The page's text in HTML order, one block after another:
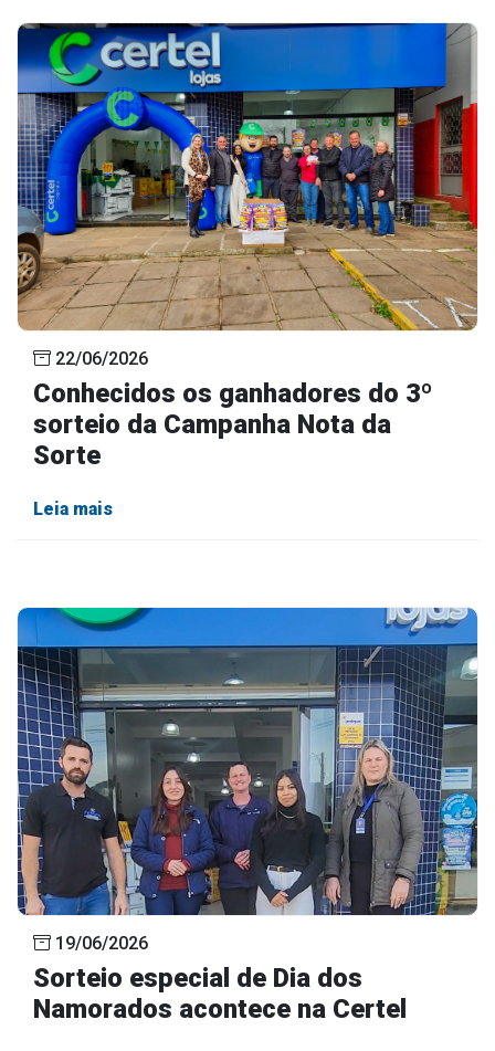
22/06/2026
Conhecidos os ganhadores do 3º
sorteio da Campanha Nota da
Sorte
Leia mais
19/06/2026
Sorteio especial de Dia dos
Namorados acontece na Certel